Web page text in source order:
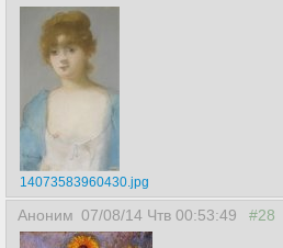
14073583960430.jpg
Аноним 07/08/14 Чтв 00:53:49 #28